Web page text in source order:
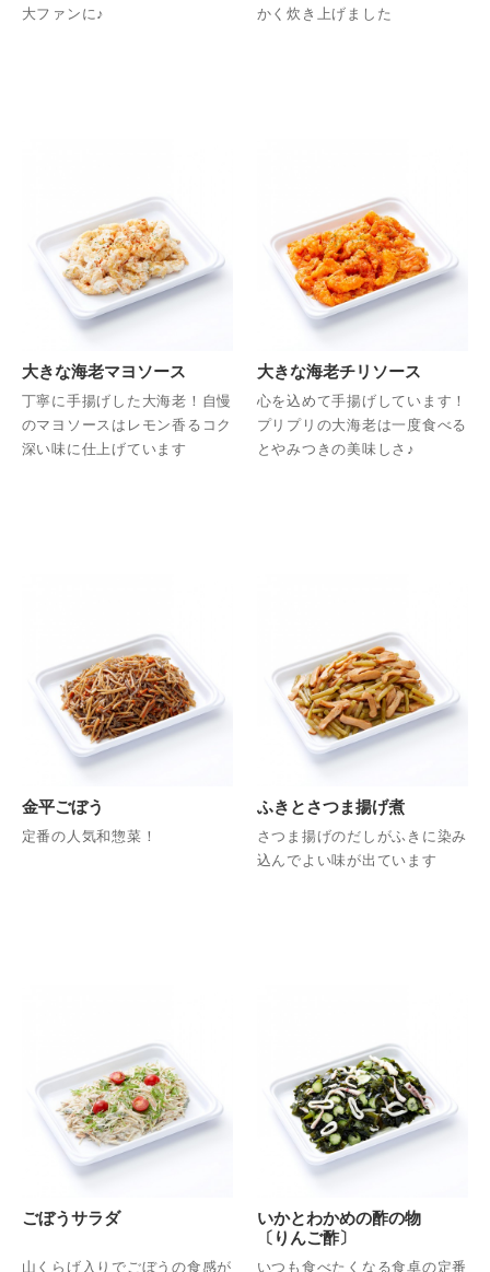
大ファンに♪
かく炊き上げました
大きな海老マヨソース
丁寧に手揚げした大海老！自慢
のマヨソースはレモン香るコク
深い味に仕上げています
大きな海老チリソース
心を込めて手揚げしています！
プリプリの大海老は一度食べる
とやみつきの美味しさ♪
金平ごぼう
定番の人気和惣菜！
ふきとさつま揚げ煮
さつま揚げのだしがふきに染み
込んでよい味が出ています
ごぼうサラダ
山くらげ入りでごぼうの食感が
いかとわかめの酢の物
〔りんご酢〕
いつも食べたくなる食卓の定番